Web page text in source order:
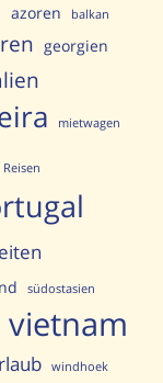
azoren balkan
georgien
mietwagen
südostasien
vietnam
windhoek